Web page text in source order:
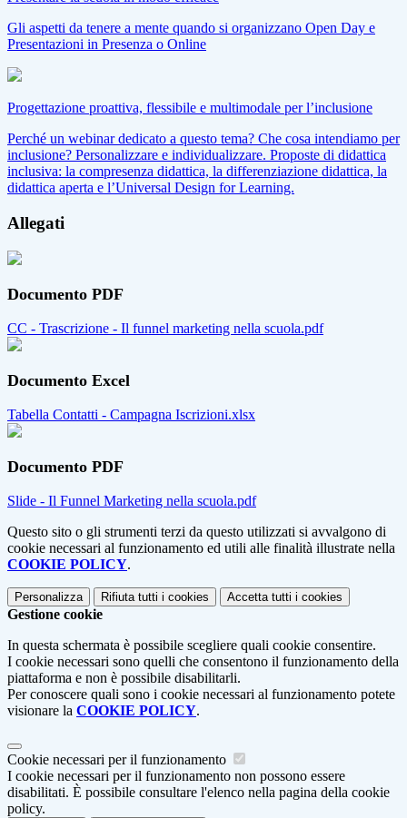
Gli aspetti da tenere a mente quando si organizzano Open Day e
Presentazioni in Presenza o Online
Progettazione proattiva, flessibile e multimodale per l’inclusione
Perché un webinar dedicato a questo tema? Che cosa intendiamo per
inclusione? Personalizzare e individualizzare. Proposte di didattica
inclusiva: la compresenza didattica, la differenziazione didattica, la
didattica aperta e l’Universal Design for Learning.
Allegati
Documento PDF
CC - Trascrizione - Il funnel marketing nella scuola.pdf
Documento Excel
Tabella Contatti - Campagna Iscrizioni.xlsx
Documento PDF
Slide - Il Funnel Marketing nella scuola.pdf
Questo sito o gli strumenti terzi da questo utilizzati si avvalgono di
cookie necessari al funzionamento ed utili alle finalità illustrate nella
COOKIE POLICY.
Personalizza Rifiuta tutti i cookies Accetta tutti i cookies
Gestione cookie
In questa schermata è possibile scegliere quali cookie consentire.
I cookie necessari sono quelli che consentono il funzionamento della
piattaforma e non è possibile disabilitarli.
Per conoscere quali sono i cookie necessari al funzionamento potete
visionare la COOKIE POLICY.
Cookie necessari per il funzionamento
I cookie necessari per il funzionamento non possono essere
disabilitati. È possibile consultare l'elenco nella pagina della cookie
policy.